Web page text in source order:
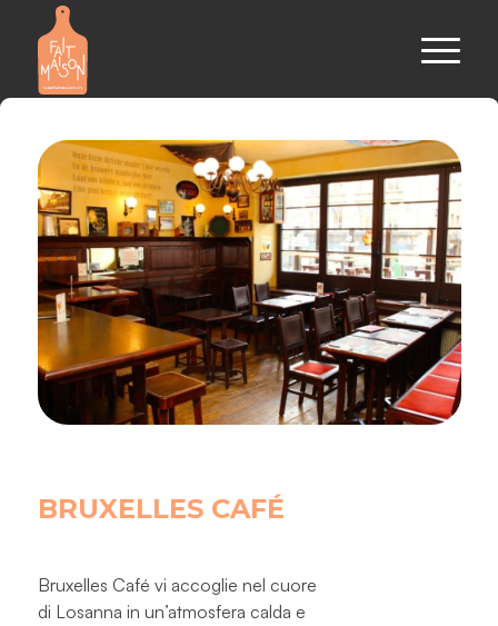
BRUXELLES CAFÉ
Bruxelles Café vi accoglie nel cuore
di Losanna in un’atmosfera calda e